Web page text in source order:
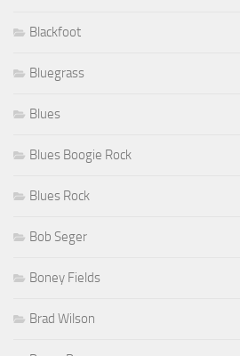
Blackfoot
Bluegrass
Blues
Blues Boogie Rock
Blues Rock
Bob Seger
Boney Fields
Brad Wilson